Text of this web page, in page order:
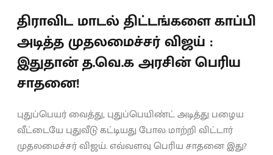
திராவிட மாடல் திட்டங்களை காப்பி
அடித்த முதலமைச்சர் விஜய் :
இதுதான் த.வெ.க அரசின் பெரிய
சாதனை!
புதுப்பெயர் வைத்து, புதுப்பெயிண்ட் அடித்து பழைய
வீட்டையே புதுவீடு கட்டியது போல மாற்றி விட்டார்
முதலமைச்சர் விஜய். எவ்வளவு பெரிய சாதனை இது?